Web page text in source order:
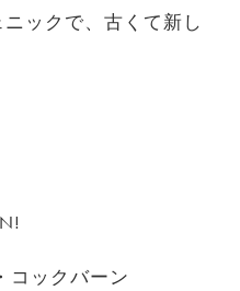
ックで、古くて新し
コックバーン